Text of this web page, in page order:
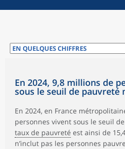
En 2024, 9,8 millions de
sous le seuil de pauvreté
En 2024, en France
personnes vivent sous le seuil de
taux de pauvreté est ainsi de
n’inclut pas les personnes